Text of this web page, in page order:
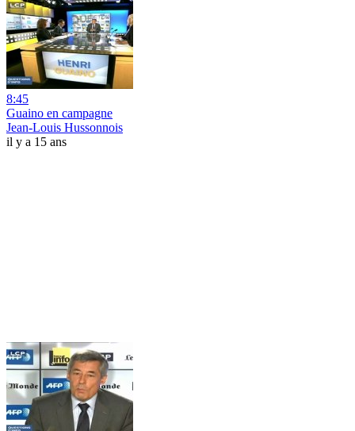
8:45
Guaino en campagne
Jean-Louis Hussonnois
il y a 15 ans